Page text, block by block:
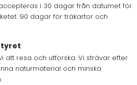
i 30 dagar från datumet för
90 dagar för träkartor och
att resa och utforska. Vi strävar efter
naturmaterial och minska